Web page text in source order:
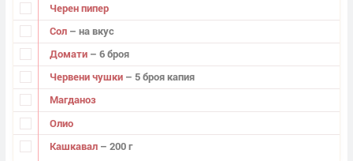
Черен пипер
Сол – на вкус
Домати – 6 броя
Червени чушки – 5 броя капия
Магданоз
Олио
Кашкавал – 200 г